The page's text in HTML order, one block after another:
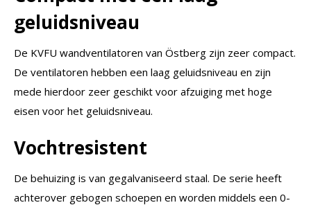
geluidsniveau
De KVFU wandventilatoren van Östberg zijn zeer compact.
De ventilatoren hebben een laag geluidsniveau en zijn
mede hierdoor zeer geschikt voor afzuiging met hoge
eisen voor het geluidsniveau.
Vochtresistent
De behuizing is van gegalvaniseerd staal. De serie heeft
achterover gebogen schoepen en worden middels een 0-